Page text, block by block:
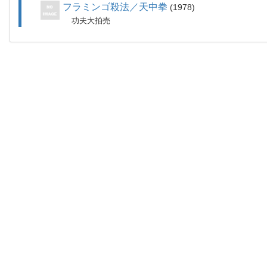
フラミンゴ殺法／天中拳 1978
功夫大拍売